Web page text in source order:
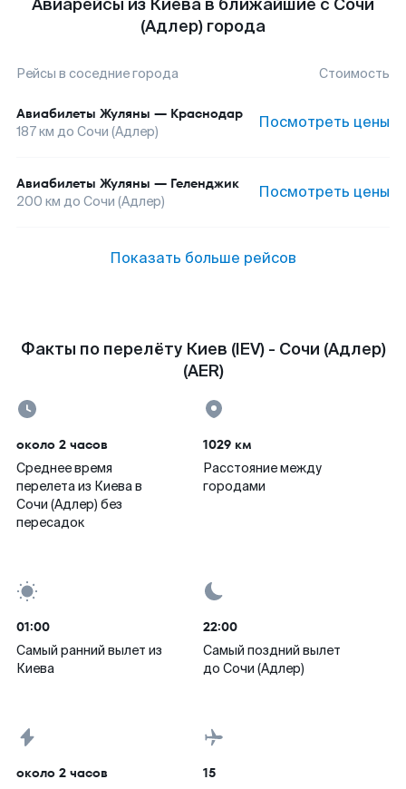
Авиарейсы из Киева в ближайшие с Сочи
(Адлер) города
Рейсы в соседние города Стоимость
Авиабилеты Жуляны — Краснодар
187км до Сочи (Адлер) Посмотреть цены
Авиабилеты Жуляны — Геленджик
200 км до Сочи (Адлер) Посмотреть цены
Показать больше рейсов
Факты по перелёту Киев (IEV) - Сочи (Адлер)
(AER)
около 2 часов
Среднее время
перелета из Киева в
Сочи (Адлер) без
пересадок
1029 км
Расстояние между
городами
01:00
Самый ранний вылет из
Киева
22:00
Самый поздний вылет
до Сочи (Адлер)
около 2 часов 15